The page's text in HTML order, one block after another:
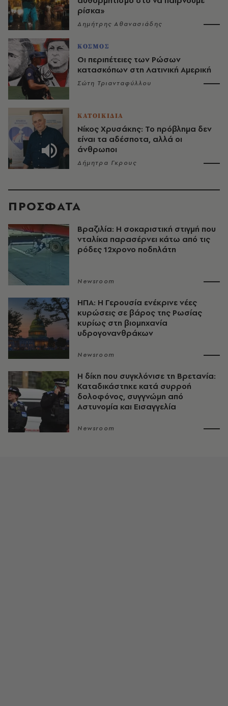
ρίσκα»
Δημήτρης Αθανασιάδης
ΚΟΣΜΟΣ
Οι περιπέτειες των Ρώσων
κατασκόπων στη Λατινική Αμερική
Σώτη Τριανταφύλλου
ΚΑΤΟΙΚΙΔΙΑ
Νίκος Χρυσάκης: Το πρόβλημα δεν
είναι τα αδέσποτα, αλλά οι
άνθρωποι
Δήμητρα Γκρους
ΠΡΟΣΦΑΤΑ
Βραζιλία: Η σοκαριστική στιγμή που
νταλίκα παρασέρνει κάτω από τις
ρόδες 12χρονο ποδηλάτη
Newsroom
ΗΠΑ: Η Γερουσία ενέκρινε νέες
κυρώσεις σε βάρος της Ρωσίας
κυρίως στη βιομηχανία
υδρογονανθράκων
Newsroom
H δίκη που συγκλόνισε τη Βρετανία:
Καταδικάστηκε κατά συρροή
δολοφόνος, συγγνώμη από
Αστυνομία και Εισαγγελία
Newsroom